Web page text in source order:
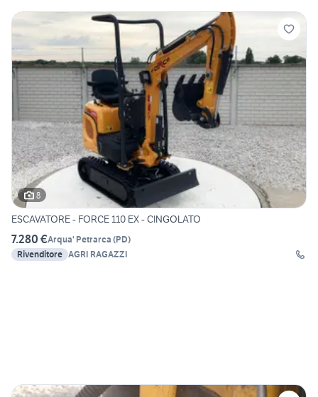
8
ESCAVATORE - FORCE 110 EX - CINGOLATO
7.280 €Arqua' Petrarca (PD)
Rivenditore AGRI RAGAZZI